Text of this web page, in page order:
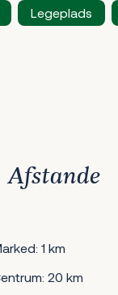
Legeplads
Afstande
1 km
20 km